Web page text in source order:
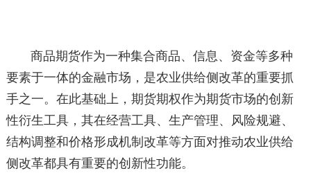
商品期货作为一种集合商品、信息、资金等多种
要素于一体的金融市场，是农业供给侧改革的重要抓
手之一。在此基础上，期货期权作为期货市场的创新
性衍生工具，其在经营工具、生产管理、风险规避、
结构调整和价格形成机制改革等方面对推动农业供给
侧改革都具有重要的创新性功能。